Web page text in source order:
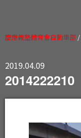
慶應義塾體育會自動車部 /
2019.04.09
2014222210